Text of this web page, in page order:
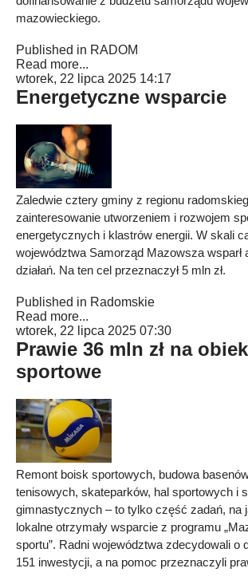
mazowieckiego.
Published in RADOM
Read more...
wtorek, 22 lipca 2025 14:17
Energetyczne wsparcie
Zaledwie cztery gminy z regionu
zainteresowanie utworzeniem i rozwojem
energetycznych i klastrów energii. W skali
województwa Samorząd Mazowsza wsparł
działań. Na ten cel przeznaczył 5 mln zł.
Published in Radomskie
Read more...
wtorek, 22 lipca 2025 07:30
Prawie 36 mln zł na
sportowe
Remont boisk sportowych, budowa
tenisowych, skateparków, hal sportowych i
gimnastycznych – to tylko część zadań, na
lokalne otrzymały wsparcie z programu
sportu”. Radni województwa zdecydowali o
151 inwestycji, a na pomoc przeznaczyli